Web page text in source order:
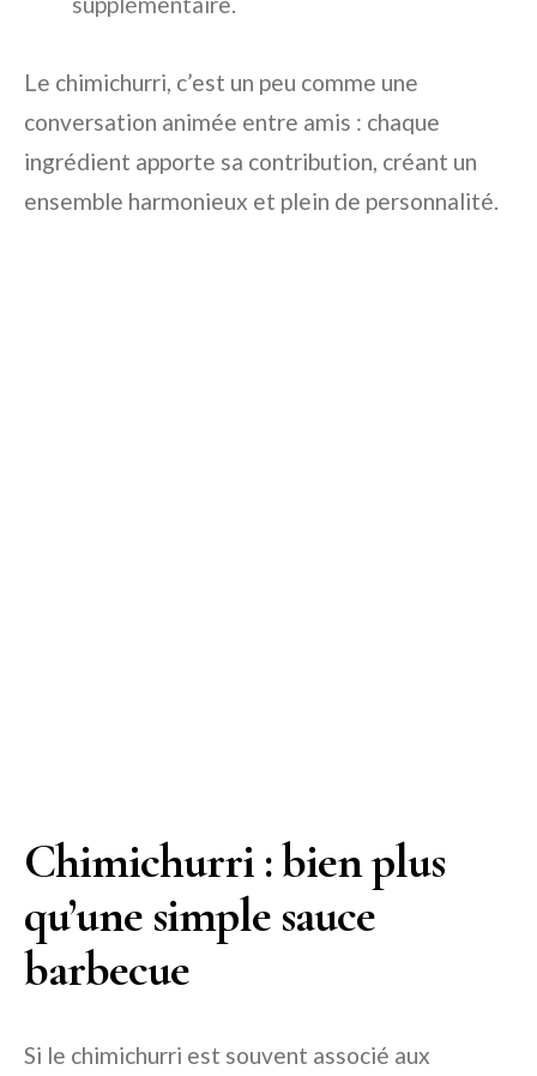
Le chimichurri, c’est un peu comme une
conversation animée entre amis : chaque
ingrédient apporte sa contribution, créant un
ensemble harmonieux et plein de personnalité.
Chimichurri : bien plus
qu’une simple sauce
barbecue
Si le chimichurri est souvent associé aux